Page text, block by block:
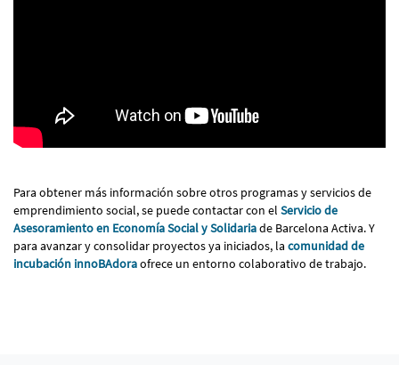
Para obtener más información sobre otros programas y servicios de
emprendimiento social, se puede contactar con el Servicio de
Asesoramiento en Economía Social y Solidariade Barcelona Activa. Y
para avanzar y consolidar proyectos ya iniciados, la comunidad de
incubación innoBAdoraofrece un entorno colaborativo de trabajo.